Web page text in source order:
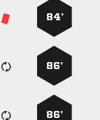
84’
86’
86’